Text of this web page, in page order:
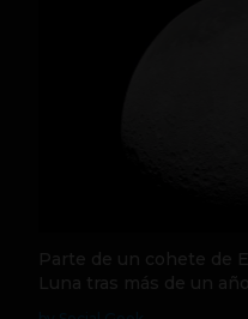
Parte de un cohete de
Luna tras más de un